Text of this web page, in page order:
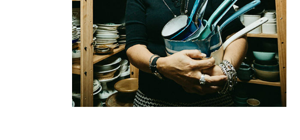
Delphine Brunet, rédactrice et
styliste culinaire engagée